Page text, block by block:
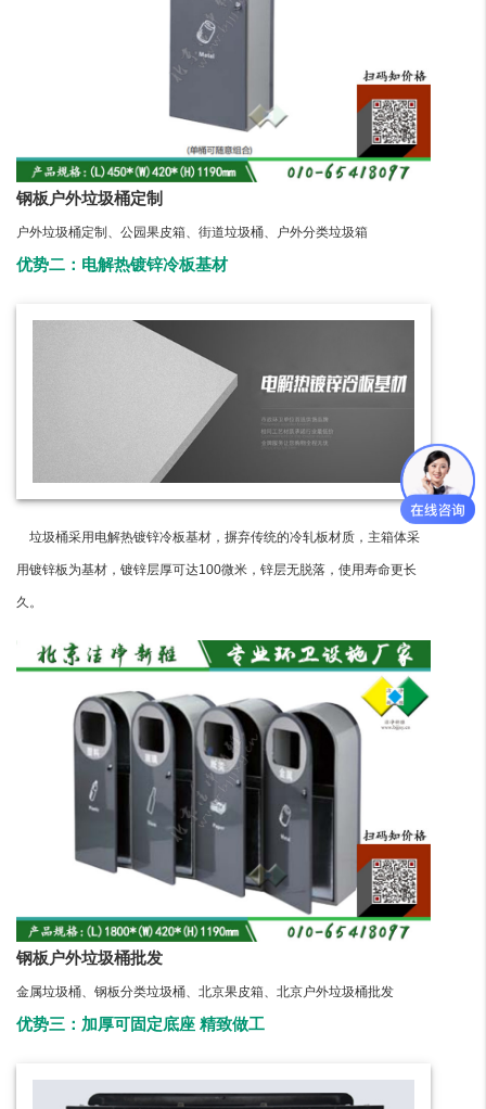
钢板户外垃圾桶定制
户外垃圾桶定制、公园果皮箱、街道垃圾桶、户外分类垃圾箱
优势二：电解热镀锌冷板基材
垃圾桶采用电解热镀锌冷板基材，摒弃传统的冷轧板材质，主箱体采
用镀锌板为基材，镀锌层厚可达100微米，锌层无脱落，使用寿命更长
久。
钢板户外垃圾桶批发
金属垃圾桶、钢板分类垃圾桶、北京果皮箱、北京户外垃圾桶批发
优势三：加厚可固定底座 精致做工